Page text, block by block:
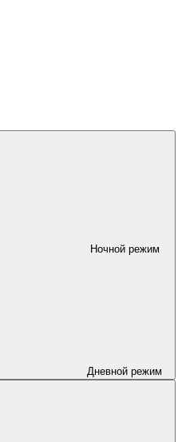
Ночной режим
Дневной режим